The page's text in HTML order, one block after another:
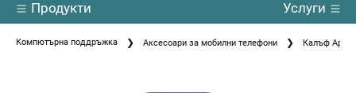
Продукти Услуги
Компютърна поддръжка Аксесоари за мобилни телефони Калъф Apple